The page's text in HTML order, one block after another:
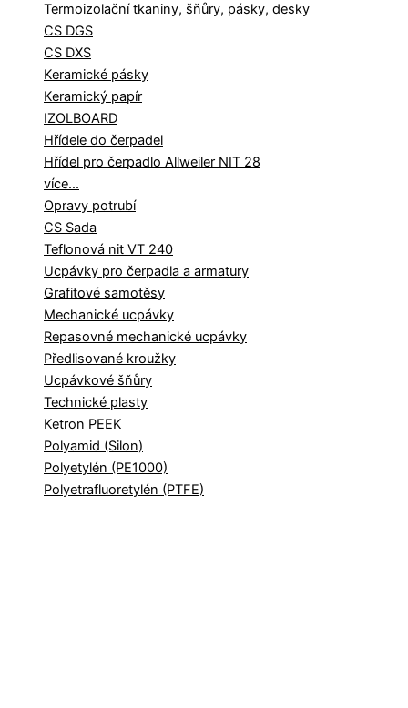
Termoizolační tkaniny, šňůry, pásky, desky
CS DGS
CS DXS
Keramické pásky
Keramický papír
IZOLBOARD
Hřídele do čerpadel
Hřídel pro čerpadlo Allweiler NIT 28
více...
Opravy potrubí
CS Sada
Teflonová nit VT 240
Ucpávky pro čerpadla a armatury
Grafitové samotěsy
Mechanické ucpávky
Repasovné mechanické ucpávky
Předlisované kroužky
Ucpávkové šňůry
Technické plasty
Ketron PEEK
Polyamid (Silon)
Polyetylén (PE1000)
Polyetrafluoretylén (PTFE)